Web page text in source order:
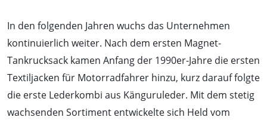
In den folgenden Jahren wuchs das Unternehmen
kontinuierlich weiter. Nach dem ersten Magnet-
Tankrucksack kamen Anfang der 1990er-Jahre die ersten
Textiljacken für Motorradfahrer hinzu, kurz darauf folgte
die erste Lederkombi aus Känguruleder. Mit dem stetig
wachsenden Sortiment entwickelte sich Held vom